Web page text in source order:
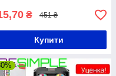
₴ 451 ₴
Купити